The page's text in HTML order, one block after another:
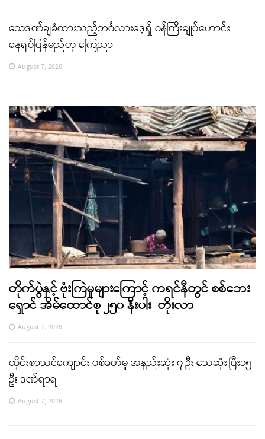
သေဒဏ်ချခံထားသည့်ဘင်္ဂလားဒေ့ရှ် ဝန်ကြီးချုပ်ဟောင်း
နေရပ်ပြန်မည်ဟု ကြေညာ
August 7, 2026
တိုက်ပွဲနှင့် ဗုံးကြဲမှုများကြောင့် ကရင်နီတွင် စစ်ဘေး
ရှောင် အိမ်ထောင်စု ၂၅၀ နီးပါး တိုးလာ
August 7, 2026
ထိုင်းစာသင်ကျောင်း ပစ်ခတ်မှု အနည်းဆုံး ၇ ဦး သေဆုံး ပြီး၁၅
ဦး ဒဏ်ရာရ
August 7, 2026